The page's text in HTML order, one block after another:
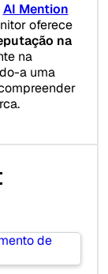
AI Mention
oferece
na
na
a uma